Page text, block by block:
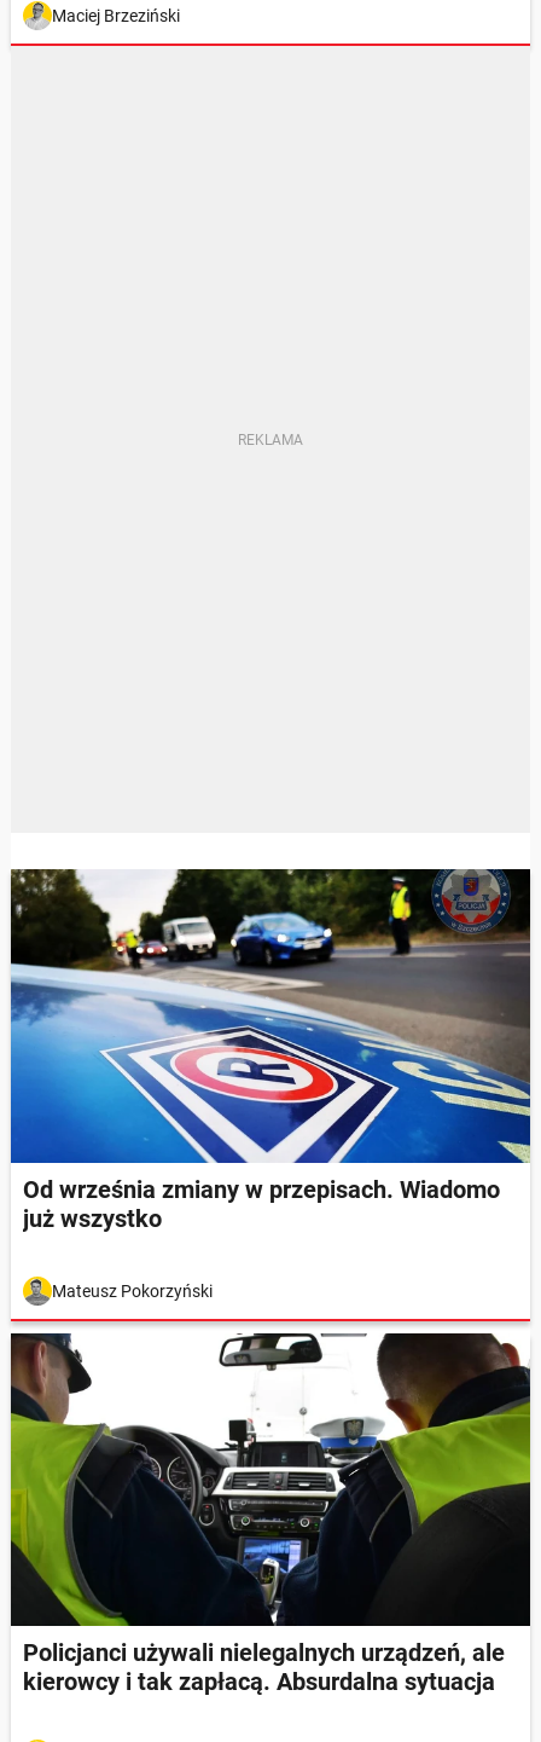
Maciej Brzeziński
Od września zmiany w przepisach. Wiadomo
już wszystko
Mateusz Pokorzyński
Policjanci używali nielegalnych urządzeń, ale
kierowcy i tak zapłacą. Absurdalna sytuacja